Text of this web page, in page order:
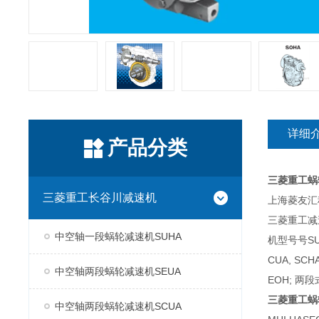
产品分类
三菱重工长谷川减速机
中空轴一段蜗轮减速机SUHA
中空轴两段蜗轮减速机SEUA
中空轴两段蜗轮减速机SCUA
详细
三菱重工
上海菱友
三菱重工
机型号号
CUA,
EOH; 两段
三菱重工